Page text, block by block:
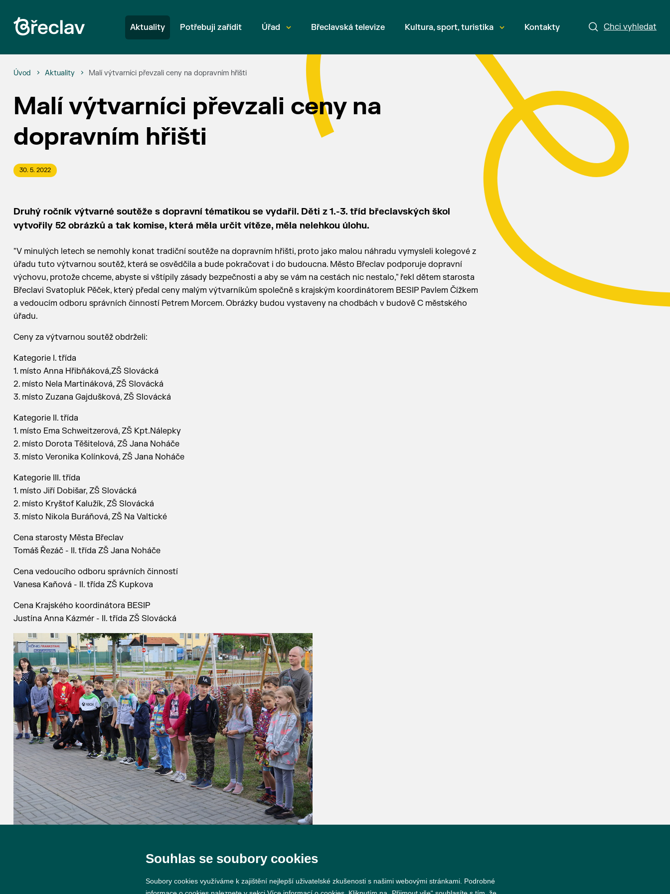
Chci vyhledat
Aktuality Potřebuji zařídit Úřad Břeclavská televize Kultura, sport, turistika Kontakty
Úvod Aktuality Malí výtvarníci převzali ceny na dopravním hřišti
Malí výtvarníci převzali ceny na
dopravním hřišti
30. 5. 2022
Druhý ročník výtvarné soutěže s dopravní tématikou se vydařil. Děti z 1.-3. tříd břeclavských škol
vytvořily 52 obrázků a tak komise, která měla určit vítěze, měla nelehkou úlohu.
"V minulých letech se nemohly konat tradiční soutěže na dopravním hřišti, proto jako malou náhradu vymysleli kolegové z
úřadu tuto výtvarnou soutěž, která se osvědčila a bude pokračovat i do budoucna. Město Břeclav podporuje dopravní
výchovu, protože chceme, abyste si vštípily zásady bezpečnosti a aby se vám na cestách nic nestalo," řekl dětem starosta
Břeclavi Svatopluk Pěček, který předal ceny malým výtvarníkům společně s krajským koordinátorem BESIP Pavlem Čížkem
a vedoucím odboru správních činností Petrem Morcem. Obrázky budou vystaveny na chodbách v budově C městského
úřadu.
Ceny za výtvarnou soutěž obdrželi:
Kategorie I. třída
1. místo Anna Hřibňáková,ZŠ Slovácká
2. místo Nela Martináková, ZŠ Slovácká
3. místo Zuzana Gajdušková, ZŠ Slovácká
Kategorie II. třída
1. místo Ema Schweitzerová, ZŠ Kpt.Nálepky
2. místo Dorota Těšitelová, ZŠ Jana Noháče
3. místo Veronika Kolínková, ZŠ Jana Noháče
Kategorie III. třída
1. místo Jiří Dobišar, ZŠ Slovácká
2. místo Kryštof Kalužík, ZŠ Slovácká
3. místo Nikola Buráňová, ZŠ Na Valtické
Cena starosty Města Břeclav
Tomáš Řezáč - II. třída ZŠ Jana Noháče
Cena vedoucího odboru správních činností
Vanesa Kaňová - II. třída ZŠ Kupkova
Cena Krajského koordinátora BESIP
Justína Anna Kázmér - II. třída ZŠ Slovácká
Souhlas se soubory cookies
Soubory cookies využíváme k zajištění nejlepší uživatelské zkušenosti s našimi webovými stránkami. Podrobné